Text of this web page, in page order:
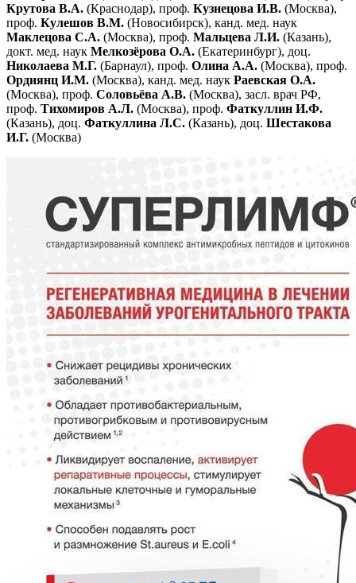
Крутова В.А. (Краснодар), проф. Кузнецова И.В. (Москва),
проф. Кулешов В.М. (Новосибирск), канд. мед. наук
Маклецова С.А. (Москва), проф. Мальцева Л.И. (Казань),
докт. мед. наук Мелкозёрова О.А. (Екатеринбург), доц.
Николаева М.Г. (Барнаул), проф. Олина А.А. (Москва), проф.
Ордиянц И.М. (Москва), канд. мед. наук Раевская О.А.
(Москва), проф. Соловьёва А.В. (Москва), засл. врач РФ,
проф. Тихомиров А.Л. (Москва), проф. Фаткуллин И.Ф.
(Казань), доц. Фаткуллина Л.С. (Казань), доц. Шестакова
И.Г. (Москва)